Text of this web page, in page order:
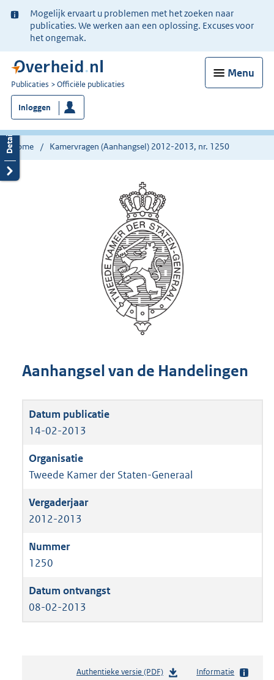
Ter
informatie:
Mogelijk ervaart u problemen met het zoeken naar
publicaties. We werken aan een oplossing. Excuses voor
het ongemak.
Menu
U
bent
nu
hier:
Publicaties Officiële publicaties
Inloggen
Home Kamervragen (Aanhangsel) 2012-2013, nr. 1250
Aanhangsel van de Handelingen
14-02-2013
Tweede Kamer der Staten-Generaal
2012-2013
1250
08-02-2013
Authentieke versie (PDF)b
Informatie